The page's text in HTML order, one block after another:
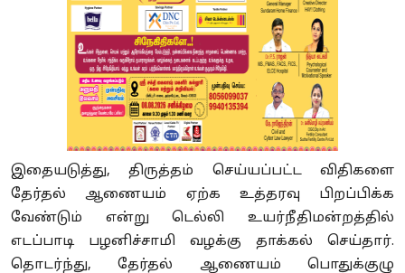
இதையடுத்து, திருத்தம் செய்யப்பட்ட விதிகளை
தேர்தல் ஆணையம் ஏற்க உத்தரவு பிறப்பிக்க
வேண்டும் என்று டெல்லி உயர்நீதிமன்றத்தில்
எடப்பாடி பழனிச்சாமி வழக்கு தாக்கல் செய்தார்.
தொடர்ந்து, தேர்தல் ஆணையம் பொதுக்குழு